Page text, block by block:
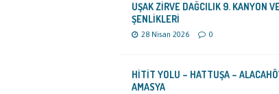
UŞAK ZİRVE DAĞCILIK 9. KANYON
ŞENLİKLERİ
28 Nisan 2026 0
HİTİT YOLU – HATTUŞA –
AMASYA